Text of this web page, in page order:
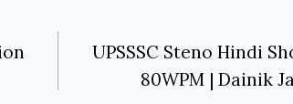
UPSSSC Steno Hindi
80WPM | Dainik